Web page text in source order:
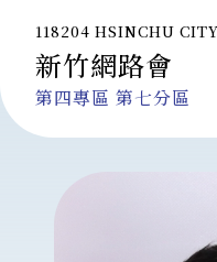
118204 HSINCHU
新竹網路會
第四專區 第七分區